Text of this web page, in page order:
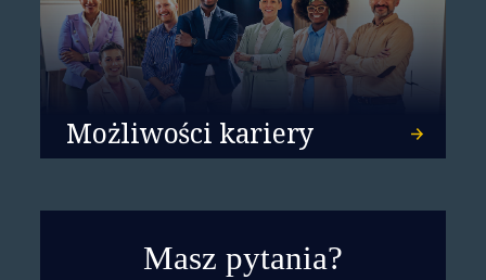
Możliwości kariery
Masz pytania?